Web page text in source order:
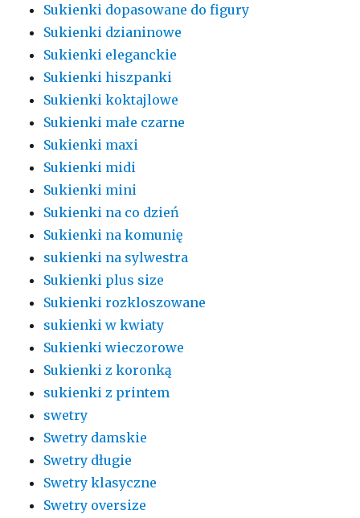
Sukienki dopasowane do figury
Sukienki dzianinowe
Sukienki eleganckie
Sukienki hiszpanki
Sukienki koktajlowe
Sukienki małe czarne
Sukienki maxi
Sukienki midi
Sukienki mini
Sukienki na co dzień
Sukienki na komunię
sukienki na sylwestra
Sukienki plus size
Sukienki rozkloszowane
sukienki w kwiaty
Sukienki wieczorowe
Sukienki z koronką
sukienki z printem
swetry
Swetry damskie
Swetry długie
Swetry klasyczne
Swetry oversize